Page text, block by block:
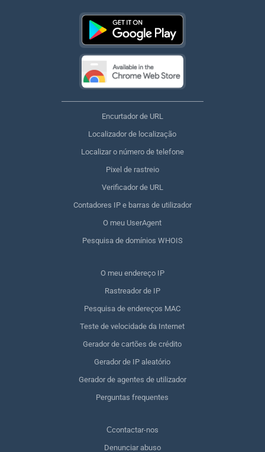
Encurtador de URL
Localizador de localização
Localizar o número de telefone
Pixel de rastreio
Verificador de URL
Contadores IP e barras de utilizador
O meu UserAgent
Pesquisa de domínios WHOIS
O meu endereço IP
Rastreador de IP
Pesquisa de endereços MAC
Teste de velocidade da Internet
Gerador de cartões de crédito
Gerador de IP aleatório
Gerador de agentes de utilizador
Perguntas frequentes
Сcontactar-nos
Denunciar abuso